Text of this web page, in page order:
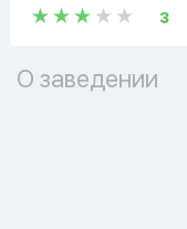
3
О заведении